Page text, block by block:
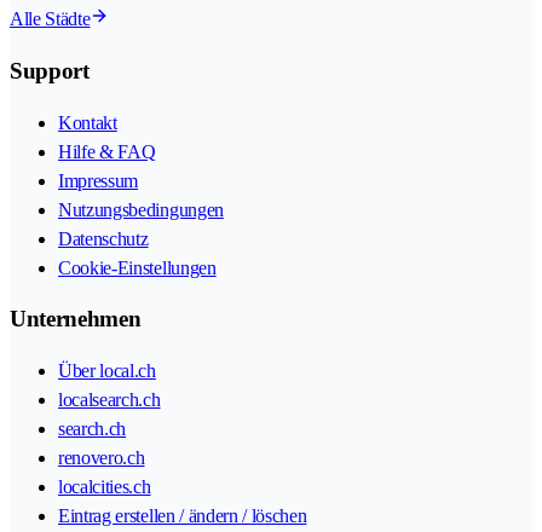
Alle Städte
Support
Kontakt
Hilfe & FAQ
Impressum
Nutzungsbedingungen
Datenschutz
Cookie-Einstellungen
Unternehmen
Über local.ch
localsearch.ch
search.ch
renovero.ch
localcities.ch
Eintrag erstellen / ändern / löschen